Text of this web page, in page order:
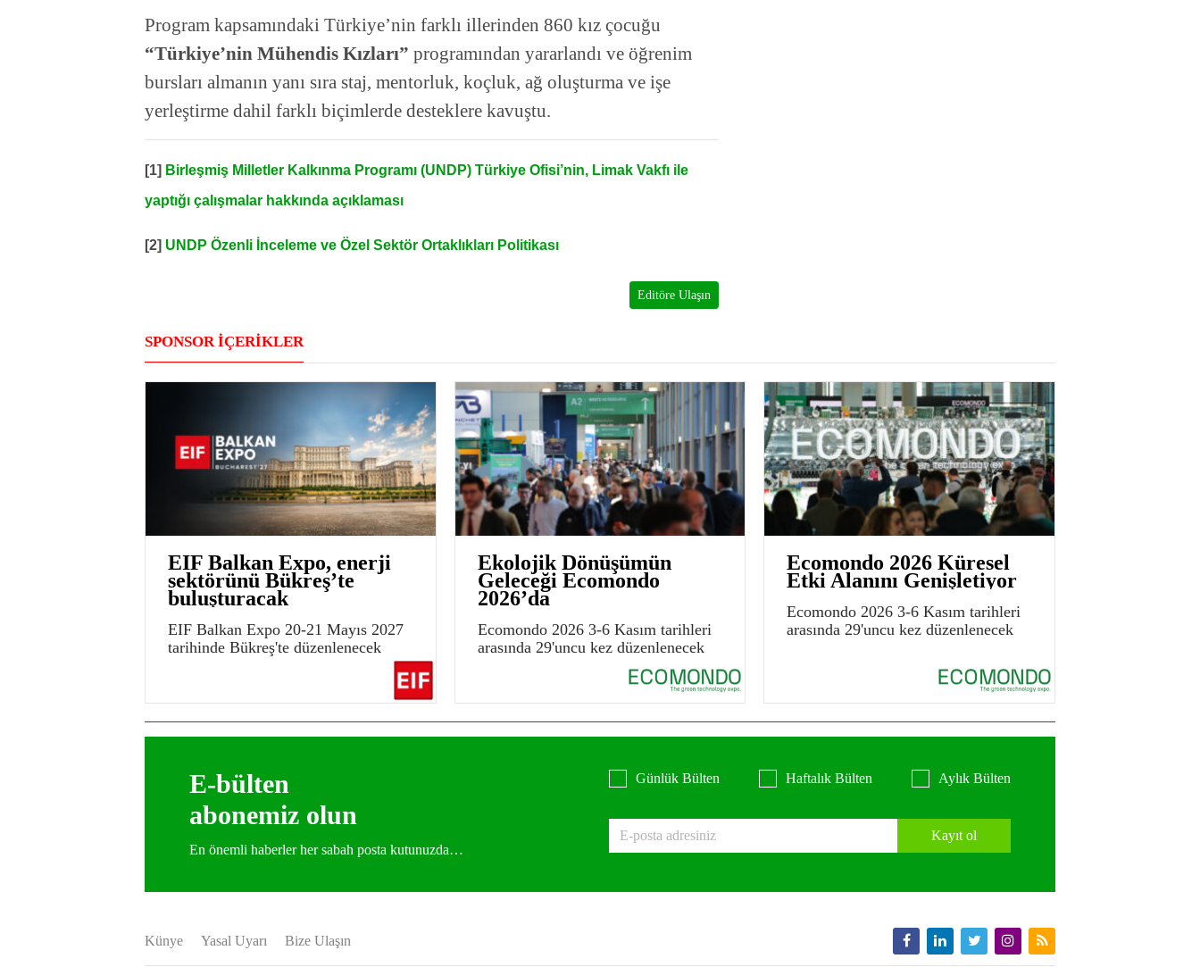
Program kapsamındaki Türkiye’nin farklı illerinden 860 kız çocuğu
“Türkiye’nin Mühendis Kızları” programından yararlandı ve öğrenim
bursları almanın yanı sıra staj, mentorluk, koçluk, ağ oluşturma ve işe
yerleştirme dahil farklı biçimlerde desteklere kavuştu.
[1] Birleşmiş Milletler Kalkınma Programı (UNDP) Türkiye Ofisi’nin, Limak Vakfı ile
yaptığı çalışmalar hakkında açıklaması
[2] UNDP Özenli İnceleme ve Özel Sektör Ortaklıkları Politikası
Editöre Ulaşın
SPONSOR İÇERİKLER
EIF Balkan Expo, enerji
sektörünü Bükreş’te
buluşturacak
EIF Balkan Expo 20-21 Mayıs 2027
tarihinde Bükreş'te düzenlenecek
Ekolojik Dönüşümün
Geleceği Ecomondo
2026’da
Ecomondo 2026 3-6 Kasım tarihleri
arasında 29'uncu kez düzenlenecek
Ecomondo 2026 Küresel
Etki Alanını Genişletiyor
Ecomondo 2026 3-6 Kasım tarihleri
arasında 29'uncu kez düzenlenecek
E-bülten
abonemiz olun
En önemli haberler her sabah posta kutunuzda…
Günlük Bülten Haftalık Bülten Aylık Bülten
Kayıt ol
Künye Yasal Uyarı Bize Ulaşın